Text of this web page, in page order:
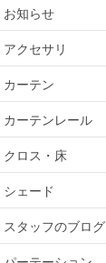
お知らせ
アクセサリ
カーテン
カーテンレール
クロス・床
シェード
スタッフのブログ